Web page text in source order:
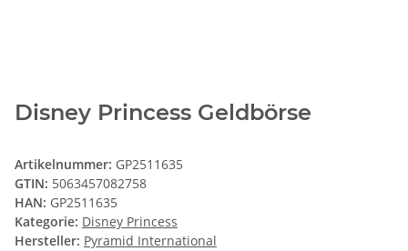
Disney Princess Geldbörse
Artikelnummer: GP2511635
GTIN: 5063457082758
HAN: GP2511635
Kategorie: Disney Princess
Hersteller: Pyramid International